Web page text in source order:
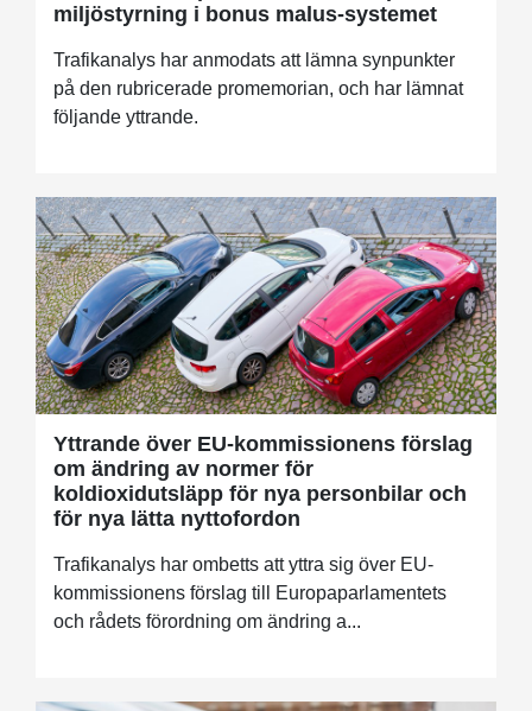
miljöstyrning i bonus malus-systemet
Trafikanalys har anmodats att lämna synpunkter
på den rubricerade promemorian, och har lämnat
följande yttrande.
Yttrande över EU-kommissionens förslag
om ändring av normer för
koldioxidutsläpp för nya personbilar och
för nya lätta nyttofordon
Trafikanalys har ombetts att yttra sig över EU-
kommissionens förslag till Europaparlamentets
och rådets förordning om ändring a...